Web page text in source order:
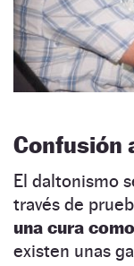
Confusión
El daltonismo
través de
una cura
existen unas